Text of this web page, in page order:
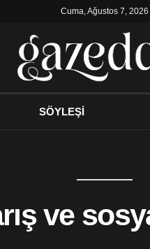
Cuma, Ağustos 7, 2026
SÖYLEŞİ
ve